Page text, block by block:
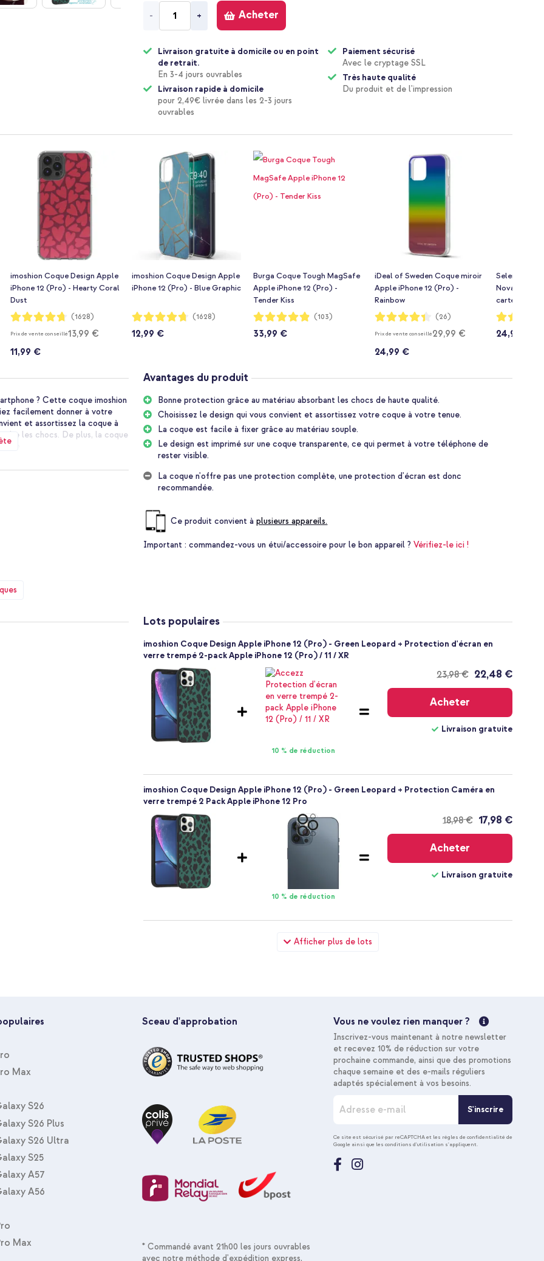
- + Acheter
Livraison gratuite à domicile ou en point
de retrait.
En 3-4 jours ouvrables
Livraison rapide à domicile
pour 2,49€ livrée dans les 2-3 jours
ouvrables
Paiement sécurisé
Avec le cryptage SSL
Très haute qualité
Du produit et de l'impression
imoshion Coque Design Apple
iPhone 12 (Pro) - Hearty Coral
Dust
Notation:
94%
(1628)
Prix de vente conseillé13,99 €
11,99 €
imoshion Coque Design Apple
iPhone 12 (Pro) - Blue Graphic
Notation:
94%
(1628)
12,99 €
Burga Coque Tough MagSafe
Apple iPhone 12 (Pro) -
Tender Kiss
Notation:
97%
(103)
33,99 €
iDeal of Sweden Coque miroir
Apple iPhone 12 (Pro) -
Rainbow
Notation:
87%
(26)
Prix de vente conseillé29,99 €
24,99 €
Selencia
Nova avec
cartes Apple
Leopard
Notation:
96%
24,99 €
? Cette coque imoshion
facilement donner à votre
et assortissez la coque à
les chocs. De plus, la coque
protection à votre
conçu exclusivement par nos
conserve sa forme fine. Ainsi,
parfaitement à l'appareil.
Avantages du produit
Bonne protection grâce au matériau absorbant les chocs de haute qualité.
Choisissez le design qui vous convient et assortissez votre coque à votre tenue.
La coque est facile à fixer grâce au matériau souple.
Le design est imprimé sur une coque transparente, ce qui permet à votre téléphone de
rester visible.
La coque n'offre pas une protection complète, une protection d'écran est donc
recommandée.
Ce produit convient àplusieurs appareils.
Important : commandez-vous un étui/accessoire pour le bon appareil ?Vérifiez-le ici !
Lots populaires
Afficher plus de lots
imoshion Coque Design Apple iPhone 12 (Pro) - Green Leopard + Protection d'écran en
verre trempé 2-pack Apple iPhone 12 (Pro) / 11 / XR
10 % de réduction
23,98 €
Livraison
22,48 €
Acheter
Livraison gratuite
imoshion Coque Design Apple iPhone 12 (Pro) - Green Leopard + Protection Caméra en
verre trempé 2 Pack Apple iPhone 12 Pro
10 % de réduction
18,98 €
Livraison
17,98 €
Acheter
Livraison gratuite
imoshion Coque Design Apple iPhone 12 (Pro) - Green Leopard + Wall Charger - Chargeur -
Connexion USB-C et USB - Power Delivery - 20 Watt - Blanc
10 % de réduction
Livraison gratuite
imoshion Coque Design Apple iPhone 12 (Pro) - Green Leopard + Adaptateur secteur USB-
8,99 €
Livraison
8,99 €
Acheter
Max
S26
S26 Plus
S26 Ultra
S25
A57
A56
Max
Sceau d'approbation
* Commandé avant 21h00 les jours ouvrables
avec notre méthode d'expédition express,
Vous ne voulez rien manquer ?
Inscrivez-vous maintenant à notre newsletter
et recevez 10% de réduction sur votre
prochaine commande, ainsi que des promotions
chaque semaine et des e-mails réguliers
adaptés spécialement à vos besoins.
c
r
p
S'inscrire
Ce site est sécurisé par reCAPTCHA et les règles de confidentialité de
Google ainsi que les conditions d'utilisation s'appliquent.